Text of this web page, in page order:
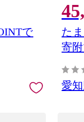
おせち
贅沢 詰
つ工房さ
料無料で
阪牛
料理
め合
っち
［
た
寄
愛